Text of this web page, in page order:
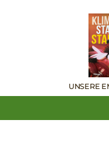
UNSERE